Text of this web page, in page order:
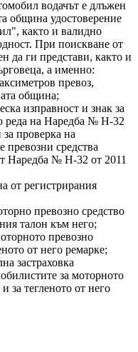
водачът е длъжен
община удостоверение
както и валидно
При поискване от
да ги представи, както и
а именно:
превоз,
община;
изправност и знак за
реда на Наредба № Н-32
проверка на
превозни средства
Наредба № Н-32 от 2011
от регистрирания
превозно средство
талон към него;
превозно
от него ремарке;
застраховка
за моторното
за тегленото от него